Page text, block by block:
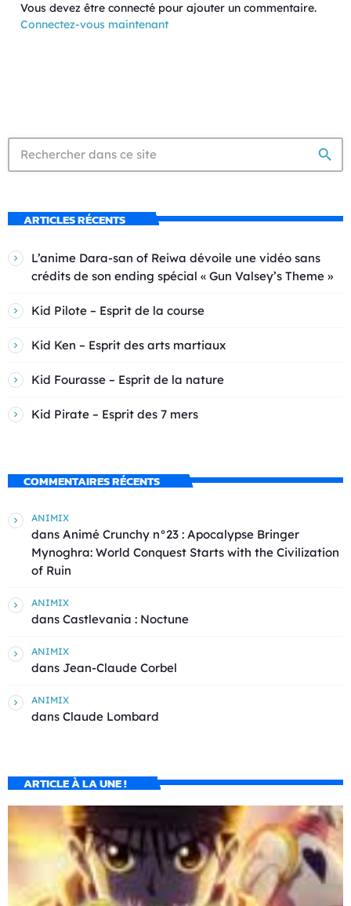
Vous devez être connecté pour ajouter un commentaire.
Connectez-vous maintenant
search
ARTICLES RÉCENTS
L’anime Dara-san of Reiwa dévoile une vidéo sans
crédits de son ending spécial « Gun Valsey’s Theme »
Kid Pilote – Esprit de la course
Kid Ken – Esprit des arts martiaux
Kid Fourasse – Esprit de la nature
Kid Pirate – Esprit des 7 mers
COMMENTAIRES RÉCENTS
ANIMIX
dans Animé Crunchy n°23 : Apocalypse Bringer
Mynoghra: World Conquest Starts with the Civilization
of Ruin
ANIMIX
dans Castlevania : Noctune
ANIMIX
dans Jean-Claude Corbel
ANIMIX
dans Claude Lombard
ARTICLE À LA UNE !